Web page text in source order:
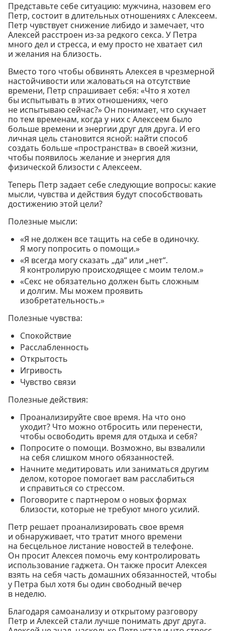
Представьте себе ситуацию: мужчина, назовем его
Петр, состоит в длительных отношениях с Алексеем.
Петр чувствует снижение либидо и замечает, что
Алексей расстроен из-за редкого секса. У Петра
много дел и стресса, и ему просто не хватает сил
и желания на близость.
Вместо того чтобы обвинять Алексея в чрезмерной
настойчивости или жаловаться на отсутствие
времени, Петр спрашивает себя: «Что я хотел
бы испытывать в этих отношениях, чего
не испытываю сейчас?» Он понимает, что скучает
по тем временам, когда у них с Алексеем было
больше времени и энергии друг для друга. И его
личная цель становится ясной: найти способ
создать больше «пространства» в своей жизни,
чтобы появилось желание и энергия для
физической близости с Алексеем.
Теперь Петр задает себе следующие вопросы: какие
мысли, чувства и действия будут способствовать
достижению этой цели?
Полезные мысли:
«Я не должен все тащить на себе в одиночку.
Я могу попросить о помощи.»
«Я всегда могу сказать „да“ или „нет“.
Я контролирую происходящее с моим телом.»
«Секс не обязательно должен быть сложным
и долгим. Мы можем проявить
изобретательность.»
Полезные чувства:
Спокойствие
Расслабленность
Открытость
Игривость
Чувство связи
Полезные действия:
Проанализируйте свое время. На что оно
уходит? Что можно отбросить или перенести,
чтобы освободить время для отдыха и себя?
Попросите о помощи. Возможно, вы взвалили
на себя слишком много обязанностей.
Начните медитировать или заниматься другим
делом, которое помогает вам расслабиться
и справиться со стрессом.
Поговорите с партнером о новых формах
близости, которые не требуют много усилий.
Петр решает проанализировать свое время
и обнаруживает, что тратит много времени
на бесцельное листание новостей в телефоне.
Он просит Алексея помочь ему контролировать
использование гаджета. Он также просит Алексея
взять на себя часть домашних обязанностей, чтобы
у Петра был хотя бы один свободный вечер
в неделю.
Благодаря самоанализу и открытому разговору
Петр и Алексей стали лучше понимать друг друга.